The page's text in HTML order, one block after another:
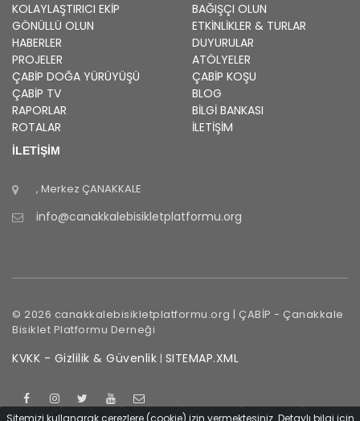
KOLAYLAŞTIRICI EKIP
BAĞIŞÇI OLUN
GÖNÜLLÜ OLUN
ETKINLIKLER & TURLAR
HABERLER
DUYURULAR
PROJELER
ATÖLYELER
ÇABİP DOĞA YÜRÜYÜŞÜ ÇABİP KOŞU
ÇABİP TV
BLOG
RAPORLAR
BILGI BANKASI
ROTALAR
İLETİŞİM
İLETİŞİM
, Merkez ÇANAKKALE
info@canakkalebisikletplatformu.org
© 2026 canakkalebisikletplatformu.org | ÇABİP - Çanakkale
Bisiklet Platformu Derneği
KVKK - Gizlilik & Güvenlik | SITEMAP.XML
Sitemizi kullanarak çerezlere (cookie) izin vermektesiniz. Detaylı bilgi için